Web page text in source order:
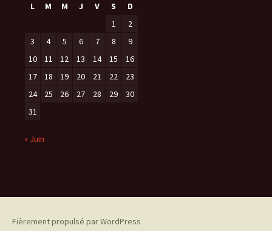
L
M M J V S
D
1
2
3
4 5 6 7 8
9
10
11 12 13 14 15
16
17
18 19 20 21 22
23
24
25 26 27 28 29
30
31
« Juin
Fièrement propulsé par WordPress